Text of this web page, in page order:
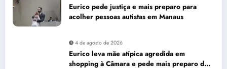
Eurico pede justiça e mais preparo para
acolher pessoas autistas em Manaus
4 de agosto de 2026
Eurico leva mãe atípica agredida em
shopping à Câmara e pede mais preparo dos